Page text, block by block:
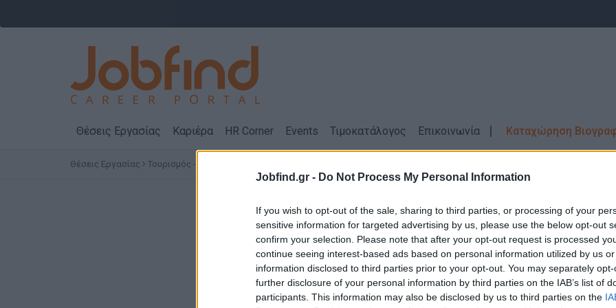
Jobfind.gr - Do Not Process My Personal Information
If you wish to opt-out of the sale, sharing to third parties, or processing of your
sensitive information for targeted advertising by us, please use the below opt-out
confirm your selection. Please note that after your opt-out request is processed
continue seeing interest-based ads based on personal information utilized by us
information disclosed to third parties prior to your opt-out. You may separately
further disclosure of your personal information by third parties on the IAB’s list of
participants. This information may also be disclosed by us to third parties on the
Θέσεις Εργασίας Καριέρα HR Corner Events Τιμοκατάλογος Επικοινωνία Καταχώρηση
Θέσεις Εργασίας Τουρισμός - Ξενοδοχεία
Θέσεις ΕργασίαςΜάγειρες - Chef -
Δεν βρέθηκαν αποτελέσματα για την αναζήτηση σας!